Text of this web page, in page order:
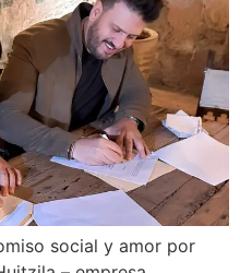
social y amor por